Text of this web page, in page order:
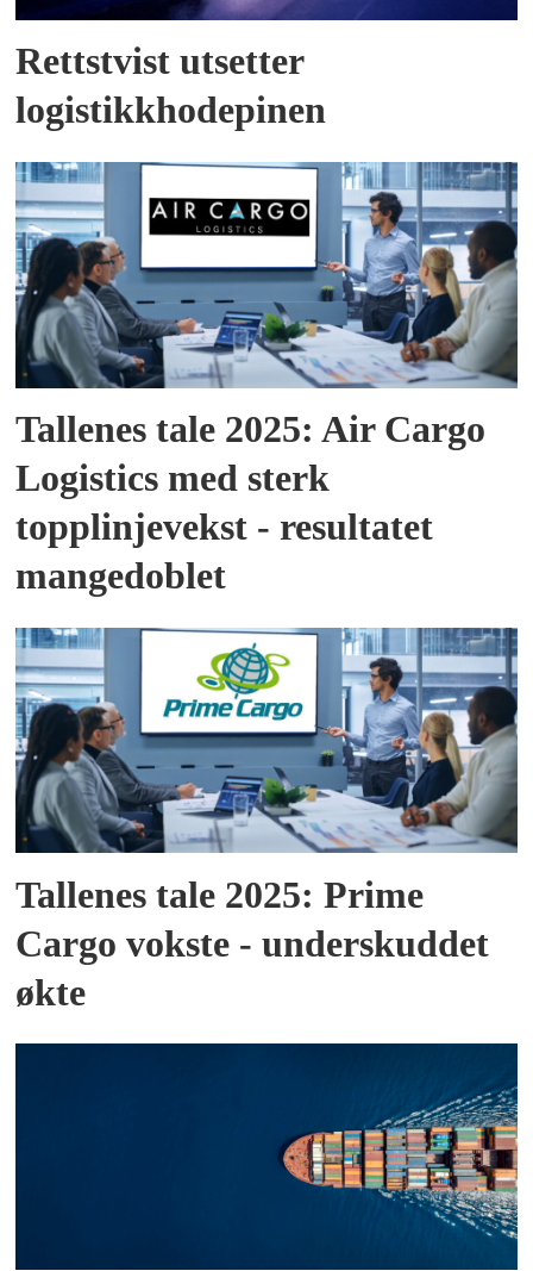
Rettstvist utsetter
logistikkhodepinen
Tallenes tale 2025: Air Cargo
Logistics med sterk
topplinjevekst - resultatet
mangedoblet
Tallenes tale 2025: Prime
Cargo vokste - underskuddet
økte